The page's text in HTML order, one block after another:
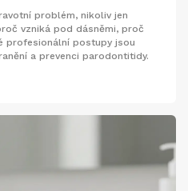
problém, nikoliv jen
vzniká pod dásněmi, proč
profesionální postupy jsou
a prevenci parodontitidy.